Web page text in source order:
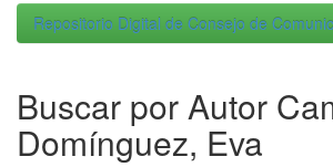
Repositorio Digital de Consejo de
Buscar por Autor
Domínguez, Eva